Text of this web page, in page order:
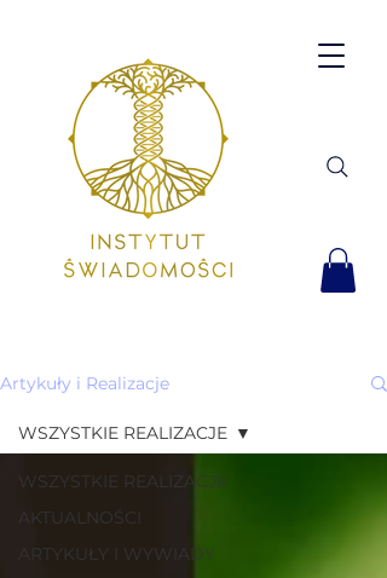
Artykuły i Realizacje
WSZYSTKIE REALIZACJE
AKTUALNOŚCI
ARTYKUŁY I WYWIADY
WSZYSTKIE REALIZACJE